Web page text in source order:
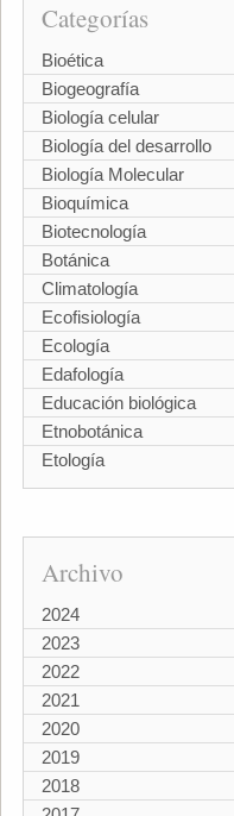
Categorías
Bioética
Biogeografía
Biología celular
Biología del desarrollo
Biología Molecular
Bioquímica
Biotecnología
Botánica
Climatología
Ecofisiología
Ecología
Edafología
Educación biológica
Etnobotánica
Etología
Archivo
2024
2023
2022
2021
2020
2019
2018